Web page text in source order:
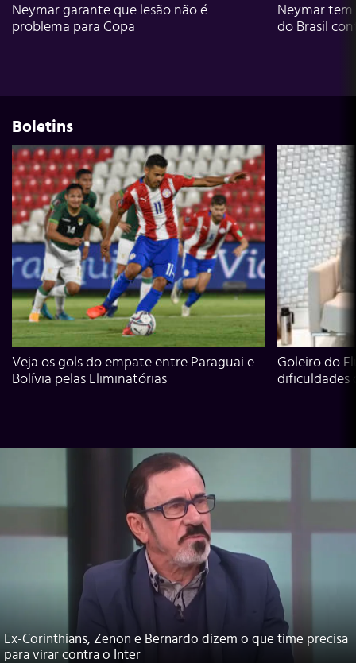
Neymar garante que lesão não é
problema para Copa
Neymar
do Brasil
Boletins
Veja os gols do empate entre Paraguai e
Bolívia pelas Eliminatórias
Goleiro do
dificuldades
Ex-Corinthians, Zenon e Bernardo dizem o que time precisa
para virar contra o Inter